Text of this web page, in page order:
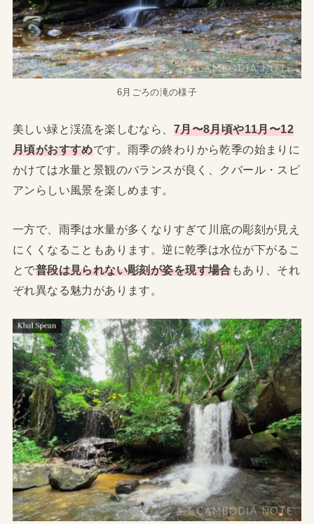
6月ごろの滝の様子
美しい緑と渓流を楽しむなら、 7月〜8月頃や11月〜12
月頃がおすすめです。雨季の終わりから乾季の始まりに
かけては水量と景観のバランスが良く、クバール・スピ
アンらしい風景を楽しめます。
一方で、雨季は水量が多くなりすぎて川底の彫刻が見え
にくくなることもあります。逆に乾季は水位が下がるこ
とで普段は見られない彫刻が姿を現す場合もあり、それ
ぞれ異なる魅力があります。